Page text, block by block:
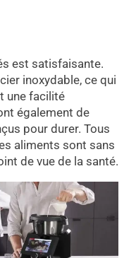
est satisfaisante.
inoxydable, ce qui
une facilité
également de
pour durer. Tous
aliments sont sans
de vue de la santé.